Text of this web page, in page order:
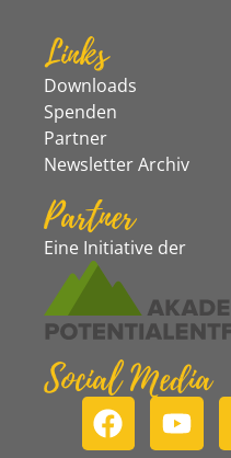
Links
Downloads
Spenden
Partner
Newsletter Archiv
Partner
Eine Initiative der
Social Media